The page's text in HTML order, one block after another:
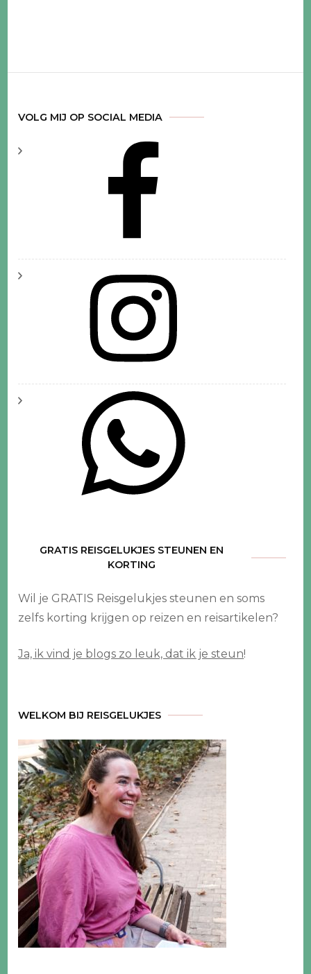
VOLG MIJ OP SOCIAL MEDIA
GRATIS REISGELUKJES STEUNEN EN
KORTING
Wil je GRATIS Reisgelukjes steunen en soms
zelfs korting krijgen op reizen en reisartikelen?
Ja, ik vind je blogs zo leuk, dat ik je steun!
WELKOM BIJ REISGELUKJES